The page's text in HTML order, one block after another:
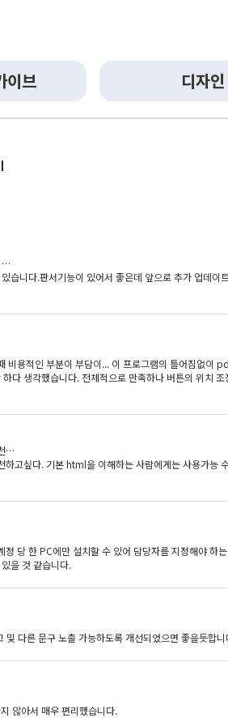
이브 디자인
…
습니다.판서기능이 있어서 좋은데 앞으로 추가 업데
비용적인 부분이 부담이... 이 프로그램의 틀어짐없이
다 생각했습니다. 전체적으로 만족하나 버튼의 위치
…
고싶다. 기본 html을 이해하는 사람에게는 사용가능
당 한 PC에만 설치할 수 있어 담당자를 지정해야 하
을 것 같습니다.
다른 문구 노출 가능하도록 개선되었으면 좋을듯합
않아서 매우 편리했습니다.